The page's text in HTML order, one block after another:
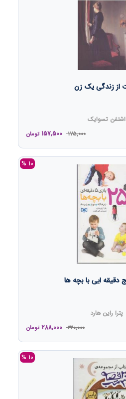
اشتفن تسوایک
175,000
157,500 تومان
10 %
پترا راین هارد
320,000
288,000 تومان
10 %